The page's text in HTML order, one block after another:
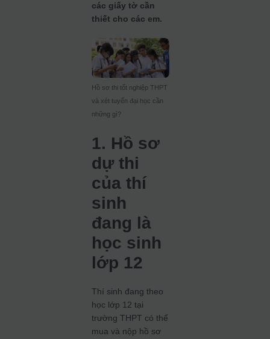
các giấy tờ cần
thiết cho các em.
Hồ sơ thi tốt nghiệp THPT
và xét tuyển đại học cần
những gì?
1. Hồ sơ
dự thi
của thí
sinh
đang là
học sinh
lớp 12
Thí sinh đang theo
học lớp 12 tại
trường THPT có thể
mua và nộp hồ sơ